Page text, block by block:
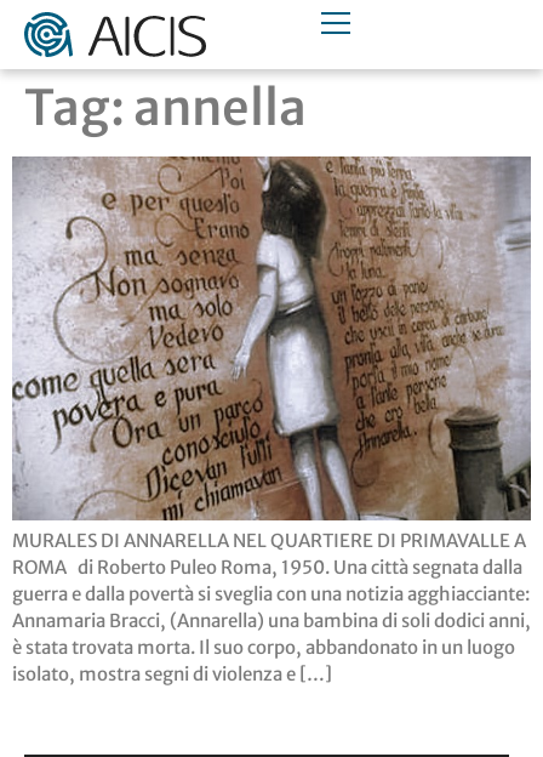
Tag: annella
MURALES DI ANNARELLA NEL QUARTIERE DI PRIMAVALLE A
ROMA di Roberto Puleo Roma, 1950. Una città segnata dalla
guerra e dalla povertà si sveglia con una notizia agghiacciante:
Annamaria Bracci, (Annarella) una bambina di soli dodici anni,
è stata trovata morta. Il suo corpo, abbandonato in un luogo
isolato, mostra segni di violenza e […]